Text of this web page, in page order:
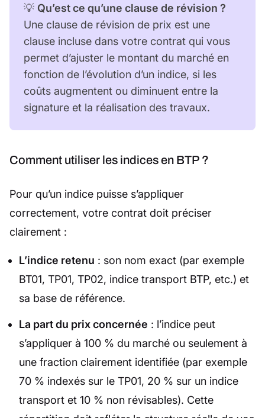
💡 Qu’est ce qu’une clause de révision ?
Une clause de révision de prix est une
clause incluse dans votre contrat qui vous
permet d’ajuster le montant du marché en
fonction de l’évolution d’un indice, si les
coûts augmentent ou diminuent entre la
signature et la réalisation des travaux.
Comment utiliser les indices en BTP ?
Pour qu’un indice puisse s’appliquer
correctement, votre contrat doit préciser
clairement :
L’indice retenu : son nom exact (par exemple
BT01, TP01, TP02, indice transport BTP, etc.) et
sa base de référence.
La part du prix concernée : l’indice peut
s’appliquer à 100 % du marché ou seulement à
une fraction clairement identifiée (par exemple
70 % indexés sur le TP01, 20 % sur un indice
transport et 10 % non révisables). Cette